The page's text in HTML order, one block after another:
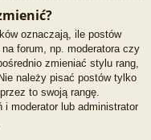
oznaczają, ile postów
forum, np. moderatora czy
zmieniać stylu rang,
należy pisać postów tylko
to swoją rangę.
i moderator lub administrator